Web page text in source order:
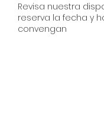
Revisa nuestra
reserva la fecha y
convengan